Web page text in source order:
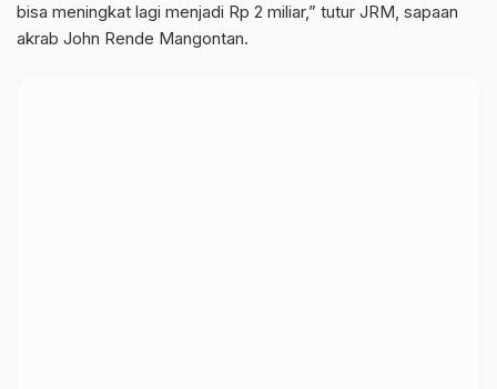
bisa meningkat lagi menjadi Rp 2 miliar,” tutur JRM, sapaan
akrab John Rende Mangontan.